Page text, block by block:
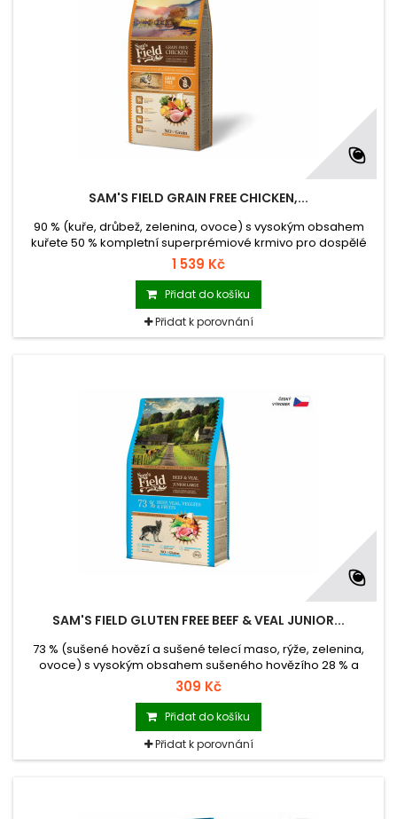
SAM'S FIELD GRAIN FREE CHICKEN,...
90 % (kuře, drůbež, zelenina, ovoce) s vysokým obsahem
kuřete 50 % kompletní superprémiové krmivo pro dospělé
psy všech plemen krmivo s nulovým obsahem obilovin (Grain
Free) krmivo vyrobené v České republice balení se zipem
hmotnost 13 kg
1 539 Kč
Přidat do košíku
Přidat k porovnání
SAM'S FIELD GLUTEN FREE BEEF & VEAL JUNIOR...
73 % (sušené hovězí a sušené telecí maso, rýže, zelenina,
ovoce) s vysokým obsahem sušeného hovězího 28 % a
sušeného telecího 20 % masa kompletní superprémiové
krmivo pro štěňata a mladé psy velkých a obřích plemen
krmivo bez lepku (Gluten Free) krmivo vyrobené v České
republice balení se zipem hmotnost 2,5 kg
309 Kč
Přidat do košíku
Přidat k porovnání